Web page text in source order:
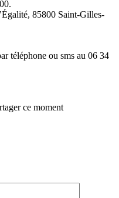
85800 Saint-Gilles-
téléphone ou sms au 06 34
ce moment